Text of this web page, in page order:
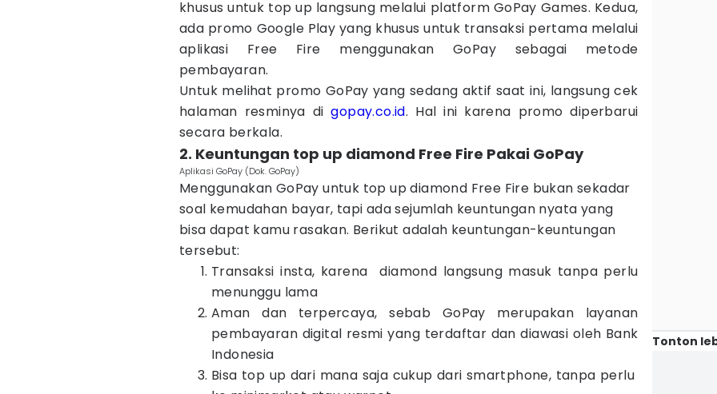
khusus untuk top up langsung melalui platform GoPay Games. Kedua,
ada promo Google Play yang khusus untuk transaksi pertama melalui
aplikasi Free Fire menggunakan GoPay sebagai metode
pembayaran.
Untuk melihat promo GoPay yang sedang aktif saat ini, langsung cek
halaman resminya digopay.co.id. Hal ini karena promo diperbarui
secara berkala.
2. Keuntungan top up diamond Free Fire Pakai GoPay
Aplikasi GoPay (Dok. GoPay)
Menggunakan GoPay untuk top up diamond Free Fire bukan sekadar
soal kemudahan bayar, tapi ada sejumlah keuntungan nyata yang
bisa dapat kamu rasakan. Berikut adalah keuntungan-keuntungan
tersebut:
Transaksi insta, karena diamond langsung masuk tanpa perlu
menunggu lama
Aman dan terpercaya, sebab GoPay merupakan layanan
pembayaran digital resmi yang terdaftar dan diawasi oleh Bank
Indonesia
Bisa top up dari mana saja cukup dari smartphone, tanpa perlu
Tonton